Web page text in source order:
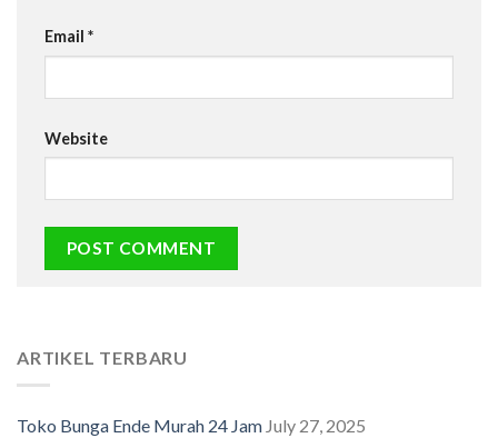
Email *
Website
ARTIKEL TERBARU
Toko Bunga Ende Murah 24 Jam July 27, 2025